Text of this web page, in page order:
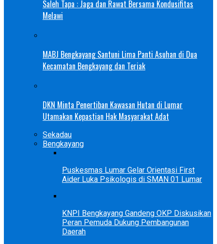
Saleh Tapa : Jaga dan Rawat Bersama Kondusifitas
Melawi
MABJ Bengkayang Santuni Lima Panti Asuhan di Dua
Kecamatan Bengkayang dan Teriak
DKN Minta Penertiban Kawasan Hutan di Lumar
Utamakan Kepastian Hak Masyarakat Adat
Sekadau
Bengkayang
Puskesmas Lumar Gelar Orientasi First
Aider Luka Psikologis di SMAN 01 Lumar
KNPI Bengkayang Gandeng OKP Diskusikan
Peran Pemuda Dukung Pembangunan
Daerah